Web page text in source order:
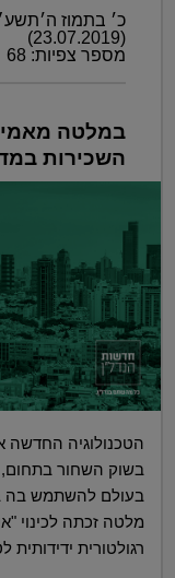
כ׳ בתמוז
(23.07.2019)
מספר צפיות: 68
במלטה
השכירות
הטכנולוגיה החדשה
בשוק השחור בתחום,
מלטה זכתה לכינוי
רגולטורית ידידותית